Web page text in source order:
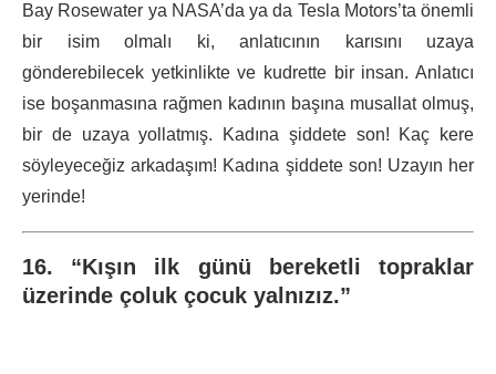
Bay Rosewater ya NASA’da ya da Tesla Motors’ta önemli
bir isim olmalı ki, anlatıcının karısını uzaya
gönderebilecek yetkinlikte ve kudrette bir insan. Anlatıcı
ise boşanmasına rağmen kadının başına musallat olmuş,
bir de uzaya yollatmış. Kadına şiddete son! Kaç kere
söyleyeceğiz arkadaşım! Kadına şiddete son! Uzayın her
yerinde!
16. “Kışın ilk günü bereketli topraklar
üzerinde çoluk çocuk yalnızız.”